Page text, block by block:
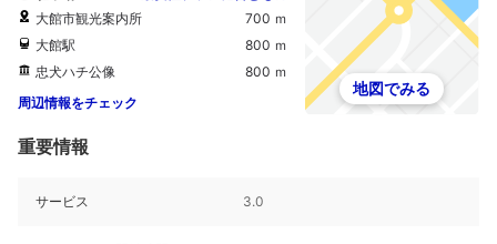
大館市観光案内所
700 ｍ
大館駅
800 ｍ
忠犬ハチ公像
800 ｍ
周辺情報をチェック
地図でみる
重要情報
サービス 3.0